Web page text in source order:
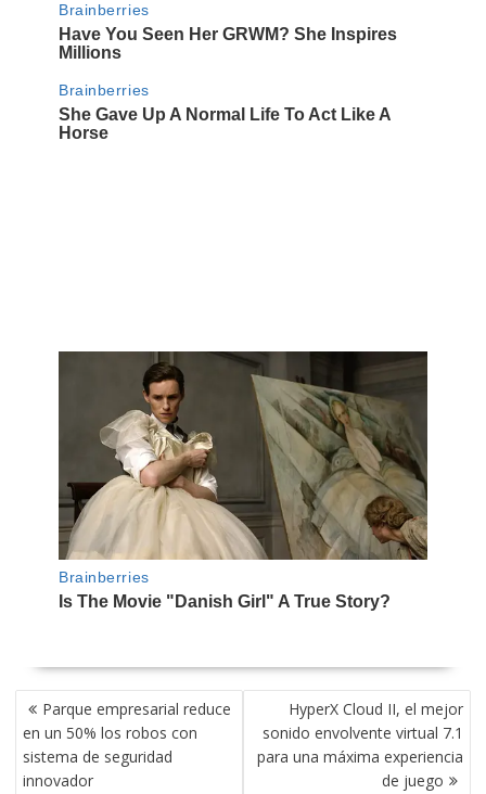
NAVEGACIÓN
DE
ENTRADAS
Parque empresarial reduce
en un 50% los robos con
sistema de seguridad
innovador
HyperX Cloud II, el mejor
sonido envolvente virtual 7.1
para una máxima experiencia
de juego